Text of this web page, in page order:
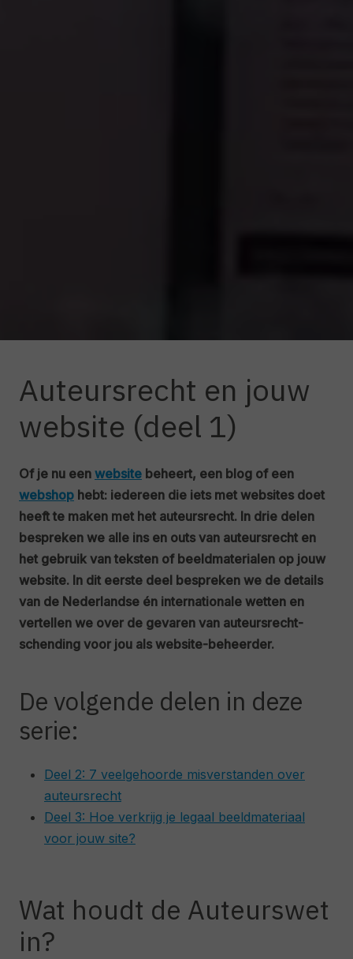
Auteursrecht en jouw
website (deel 1)
Of je nu een website beheert, een blog of een
webshop hebt: iedereen die iets met websites doet
heeft te maken met het auteursrecht. In drie delen
bespreken we alle ins en outs van auteursrecht en
het gebruik van teksten of beeldmaterialen op jouw
website. In dit eerste deel bespreken we de details
van de Nederlandse én internationale wetten en
vertellen we over de gevaren van auteursrecht-
schending voor jou als website-beheerder.
De volgende delen in deze
serie:
Deel 2: 7 veelgehoorde misverstanden over
auteursrecht
Deel 3: Hoe verkrijg je legaal beeldmateriaal
voor jouw site?
Wat houdt de Auteurswet
in?